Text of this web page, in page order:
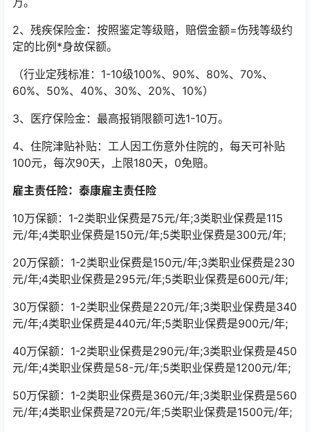
2、残疾保险金：按照鉴定等级赔，赔偿金额=伤残等级约
定的比例*身故保额。
（行业定残标准：1-10级100%、90%、80%、70%、
60%、50%、40%、30%、20%、10%）
3、医疗保险金：最高报销限额可选1-10万。
4、住院津贴补贴：工人因工伤意外住院的，每天可补贴
100元，每次90天，上限180天，0免赔。
雇主责任险：泰康雇主责任险
10万保额：1-2类职业保费是75元/年;3类职业保费是115
元/年;4类职业保费是150元/年;5类职业保费是300元/年;
20万保额：1-2类职业保费是150元/年;3类职业保费是230
元/年;4类职业保费是295元/年;5类职业保费是600元/年;
30万保额：1-2类职业保费是220元/年;3类职业保费是340
元/年;4类职业保费是440元/年;5类职业保费是900元/年;
40万保额：1-2类职业保费是290元/年;3类职业保费是450
元/年;4类职业保费是58-元/年;5类职业保费是1200元/年;
50万保额：1-2类职业保费是360元/年;3类职业保费是560
元/年;4类职业保费是720元/年;5类职业保费是1500元/年;